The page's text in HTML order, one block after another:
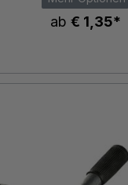
ab € 1,35*